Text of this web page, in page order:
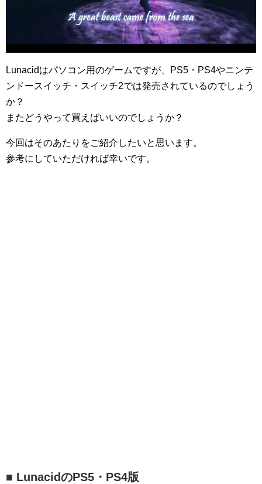
Lunacidはパソコン用のゲームですが、PS5・PS4やニンテ
ンドースイッチ・スイッチ2では発売されているのでしょう
か？
またどうやって買えばいいのでしょうか？
今回はそのあたりをご紹介したいと思います。
参考にしていただければ幸いです。
■ LunacidのPS5・PS4版